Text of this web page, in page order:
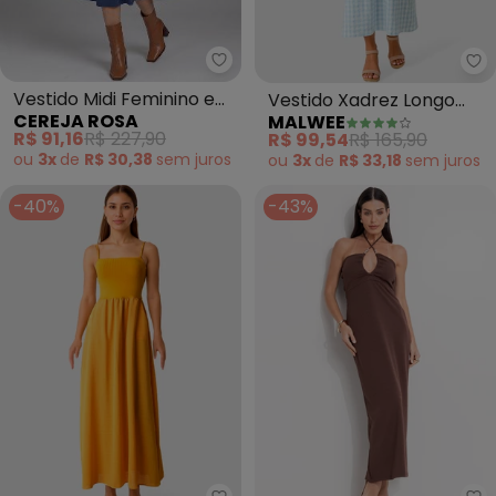
Cereja Rosa - Vestido Midi
Vestido Midi Feminino em
Viscose Manga 3/4 (Azul)
CEREJA ROSA
R$ 91,16R$ 227,90
ou 3x de R$ 30,38 sem juros
Vestido Xadrez Longo
Canelado (Azul Claro)
MALWEE
R$ 99,54R$ 165,90
ou 3x de R$ 33,18 sem juros
-40% -43%